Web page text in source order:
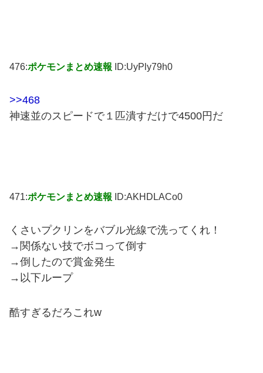
476:ポケモンまとめ速報 ID:UyPly79h0
>>468
神速並のスピードで１匹潰すだけで4500円だ
471:ポケモンまとめ速報 ID:AKHDLACo0
くさいプクリンをバブル光線で洗ってくれ！
→関係ない技でボコって倒す
→倒したので賞金発生
→以下ループ
酷すぎるだろこれw